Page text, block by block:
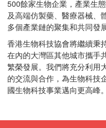
500餘家生物企業，產業生
及高端仿製藥、醫療器械、
多個產業鏈的聚集和共同發展
香港生物科技協會將繼續秉
在內的大灣區其他城市攜手
繁榮發展。我們將充分利用
的交流與合作，為生物科技
國生物科技事業邁向更高峰。